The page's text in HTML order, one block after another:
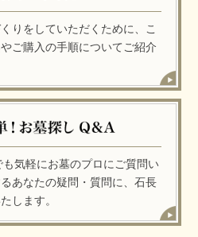
りをしていただくために、こ
ご購入の手順についてご紹介
気軽にお墓のプロにご質問い
あなたの疑問・質問に、石長
します。